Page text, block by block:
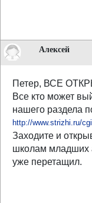
Алексей
Петер, ВСЕ
Все кто может
нашего раздела
http://www.strizhi.ru/
Заходите и
школам младших
уже перетащил.